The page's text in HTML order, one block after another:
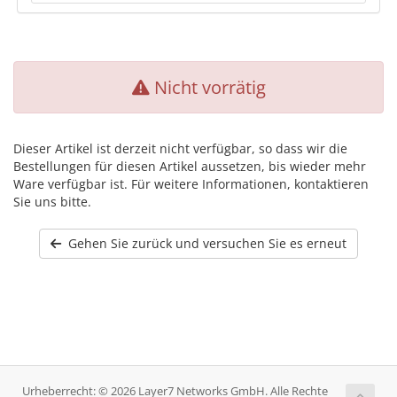
Nicht vorrätig
Dieser Artikel ist derzeit nicht verfügbar, so dass wir die
Bestellungen für diesen Artikel aussetzen, bis wieder mehr
Ware verfügbar ist. Für weitere Informationen, kontaktieren
Sie uns bitte.
Gehen Sie zurück und versuchen Sie es erneut
Urheberrecht: © 2026 Layer7 Networks GmbH. Alle Rechte